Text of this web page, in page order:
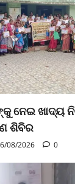
ନେଇ ଖାଦ୍ୟ
ଶିବିର
08/2026 0